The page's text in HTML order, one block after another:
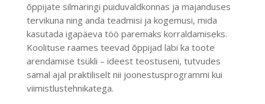
õppijate silmaringi puiduvaldkonnas ja majanduses
tervikuna ning anda teadmisi ja kogemusi, mida
kasutada igapäeva töö paremaks korraldamiseks.
Koolituse raames teevad õppijad läbi ka toote
arendamise tsükli – ideest teostuseni, tutvudes
samal ajal praktiliselt nii joonestusprogrammi kui
viimistlustehnikatega.